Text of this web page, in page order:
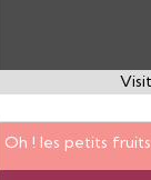
Oh ! les petits fruits